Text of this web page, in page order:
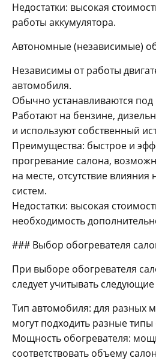
Недостатки: высокая
работы аккумулятора.
Автономные (независимые)
Независимы от работы
автомобиля.
Обычно устанавливаются под
Работают на бензине,
и используют собственный
Преимущества: быстрое и
прогревание салона,
на месте, отсутствие влияния
систем.
Недостатки: высокая
необходимость
### Выбор обогревателя
При выборе обогревателя
следует учитывать
Тип автомобиля: для разных
могут подходить разные типы
Мощность обогревателя:
соответствовать объему